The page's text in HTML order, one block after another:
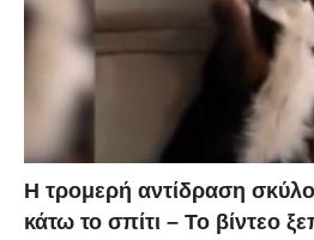
Η τρομερή αντίδραση
κάτω το σπίτι – Το βίντεο